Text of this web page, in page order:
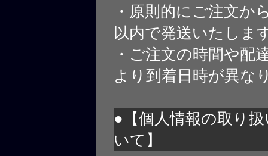
・原則的にご注文か
以内で発送いたしま
・ご注文の時間や配
より到着日時が異な
●【個人情報の取り
いて】